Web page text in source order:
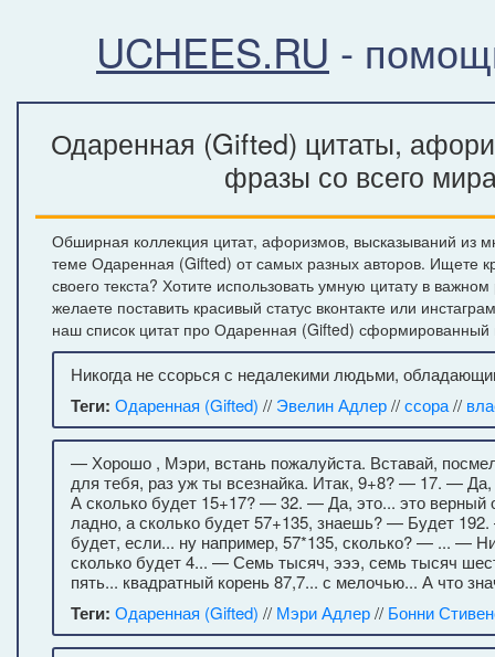
UCHEES.RU -
Одаренная (Gifted) цитаты,
фразы со всего
Обширная коллекция цитат, афоризмов, высказываний из
теме Одаренная (Gifted) от самых разных авторов. Ищете
своего текста? Хотите использовать умную цитату в
желаете поставить красивый статус вконтакте или
наш список цитат про Одаренная (Gifted) сформированный
Никогда не ссорься с недалекими людьми,
Теги: Одаренная (Gifted) // Эвелин Адлер//ссора//
— Хорошо , Мэри, встань пожалуйста. Вставай,
для тебя, раз уж ты всезнайка. Итак, 9+8? — 17. —
А сколько будет 15+17? — 32. — Да, это... это верный
ладно, а сколько будет 57+135, знаешь? — Будет
будет, если... ну например, 57*135, сколько? — ... —
сколько будет 4... — Семь тысяч, эээ, семь тысяч
пять... квадратный корень 87,7... с мелочью... А что
Теги: Одаренная (Gifted) // Мэри Адлер// Бонни